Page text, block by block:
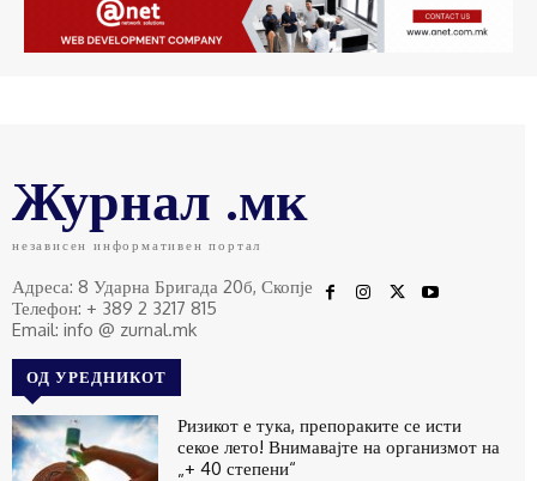
Журнал .мк
независен информативен портал
Адреса: 8 Ударна Бригада 20б, Скопје
Телефон: + 389 2 3217 815
Email: info @ zurnal.mk
ОД УРЕДНИКОТ
Ризикот е тука, препораките се исти
секое лето! Внимавајте на организмот на
„+ 40 степени“